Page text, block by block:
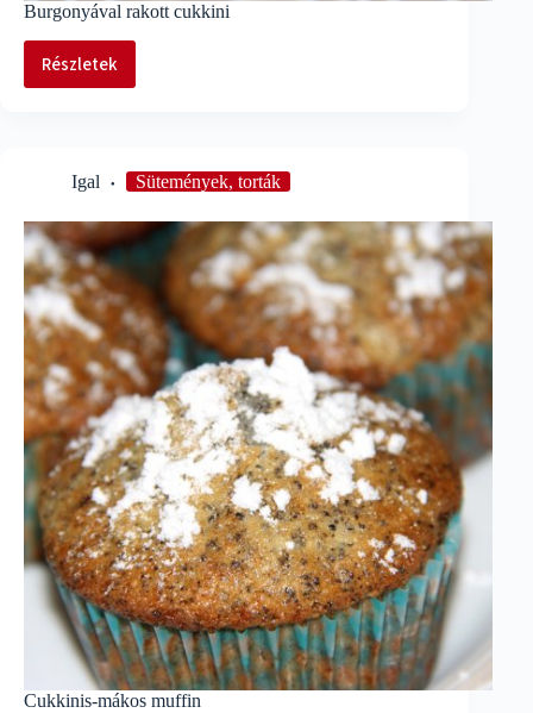
Burgonyával rakott cukkini
RészletekBurgonyával
Igal Sütemények, torták
Cukkinis-mákos muffin